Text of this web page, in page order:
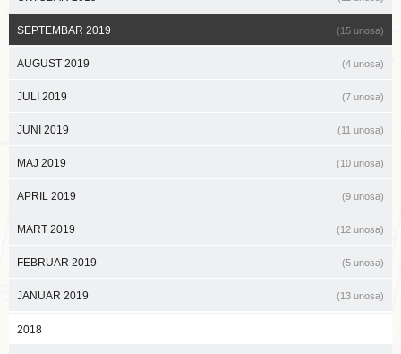
SEPTEMBAR 2019 (15 unosa)
AUGUST 2019 (4 unosa)
JULI 2019 (7 unosa)
JUNI 2019 (11 unosa)
MAJ 2019 (10 unosa)
APRIL 2019 (9 unosa)
MART 2019 (12 unosa)
FEBRUAR 2019 (5 unosa)
JANUAR 2019 (13 unosa)
2018